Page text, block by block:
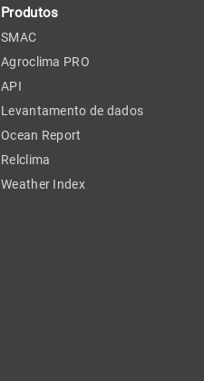
Produtos
SMAC
Agroclima PRO
API
Levantamento de dados
Ocean Report
Relclima
Weather Index